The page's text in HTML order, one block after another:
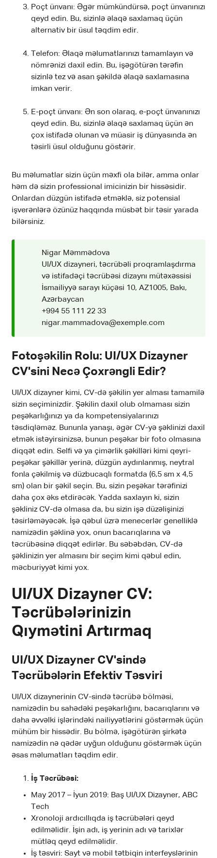
Poçt ünvanı: Əgər mümkündürsə, poçt ünvanınızı
qeyd edin. Bu, sizinlə əlaqə saxlamaq üçün
alternativ bir üsul təqdim edir.
Telefon: Əlaqə məlumatlarınızı tamamlayın və
nömrənizi daxil edin. Bu, işəgötürən tərəfin
sizinlə tez və asan şəkildə əlaqə saxlamasına
imkan verir.
E-poçt ünvanı: Ən son olaraq, e-poçt ünvanınızı
qeyd edin. Bu, sizinlə əlaqə saxlamaq üçün ən
çox istifadə olunan və müasir iş dünyasında ən
təsirli üsul olduğunu göstərir.
Bu məlumatlar sizin üçün məxfi ola bilər, amma onlar
həm də sizin professional imicinizin bir hissəsidir.
Onlardan düzgün istifadə etməklə, siz potensial
işverənlərə özünüz haqqında müsbət bir təsir yarada
bilərsiniz.
Nigar Məmmədova
UI/UX dizayneri, təcrübəli proqramlaşdırma
və istifadəçi təcrübəsi dizaynı mütəxəssisi
İsmailiyyə sarayı küçəsi 10, AZ1005, Bakı,
Azərbaycan
+994 55 111 22 33
nigar.mammadova@exemple.com
Fotoşəkilin Rolu: UI/UX Dizayner
CV'sini Necə Çoxrəngli Edir?
UI/UX dizayner kimi, CV-də şəkilin yer alması tamamilə
sizin seçiminizdir. Şəkilin daxil olub olmaması sizin
peşəkarlığınızı ya da kompetensiyalarınızı
təsdiqləməz. Bununla yanaşı, əgər CV-yə şəklinizi daxil
etmək istəyirsinizsə, bunun peşəkar bir foto olmasına
diqqət edin. Selfi və ya çimərlik şəkilləri kimi qeyri-
peşəkar şəkillər yerinə, düzgün aydınlanmış, neytral
fonla çəkilmiş və düzbucaqlı formatda (6,5 sm x 4,5
sm) olan bir şəkil seçin. Bu, sizin peşəkar tərəfinizi
daha çox əks etdirəcək. Yadda saxlayın ki, sizin
şəkliniz CV-də olmasa da, bu sizin işə düzəlişinizi
təsirləməyəcək. İşə qəbul üzrə menecerlər genelliklə
namizədin şəklinə yox, onun bacarıqlarına və
təcrübəsinə diqqət edirlər. Bu səbəbdən, CV-də
şəklinizin yer almasını bir seçim kimi qəbul edin,
məcburiyyət kimi yox.
UI/UX Dizayner CV:
Təcrübələrinizin
Qıymətini Artırmaq
UI/UX Dizayner CV'sində
Təcrübələrin Efektiv Təsviri
UI/UX dizaynerinin CV-sində təcrübə bölməsi,
namizədin bu sahədəki peşəkarlığını, bacarıqlarını və
daha əvvəlki işlərindəki nailiyyətlərini göstərmək üçün
mühüm bir hissədir. Bu bölmə, işəgötürən şirkətə
namizədin nə qədər uyğun olduğunu göstərmək üçün
əsas məlumatları təqdim edir.
İş Təcrübəsi:
May 2017 – İyun 2019: Baş UI/UX Dizayner, ABC
Tech
Xronoloji ardıcıllıqda iş təcrübələri qeyd
edilməlidir. İşin adı, iş yerinin adı və tarixlər
mütləq qeyd edilməlidir.
İş təsviri: Sayt və mobil tətbiqin interfeyslərinin